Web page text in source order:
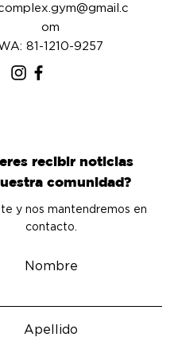
om
81-1210-9257
recibir noticias
comunidad?
y nos mantendremos en
contacto.
Nombre
Apellido